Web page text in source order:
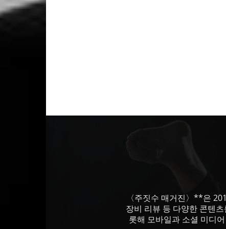
〈주짓수 매거진〉**은
장비 리뷰 등 다양한 콘텐
롯해 모바일과 소셜 미디